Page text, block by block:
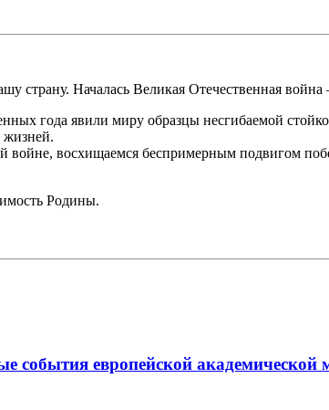
страну. Началась Великая Отечественная
года явили миру образцы несгибаемой
жизней.
восхищаемся беспримерным подвигом
Родины.
события европейской